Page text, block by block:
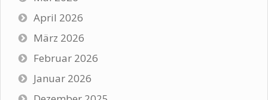
April 2026
März 2026
Februar 2026
Januar 2026